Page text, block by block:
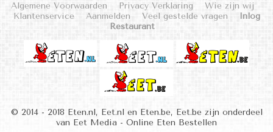
Algemene Voorwaarden Privacy Verklaring
Wie zijn wij
Klantenservice
Aanmelden Veel gestelde vragen
Inlog
Restaurant
© 2014 - 2018 Eten.nl, Eet.nl en Eten.be, Eet.be zijn onderdeel
van Eet Media - Online Eten Bestellen